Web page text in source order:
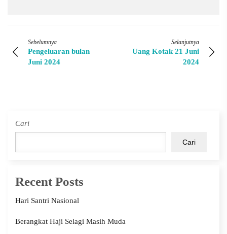
Sebelumnya
Pengeluaran bulan
Juni 2024
Selanjutnya
Uang Kotak 21 Juni
2024
Cari
Cari
Recent Posts
Hari Santri Nasional
Berangkat Haji Selagi Masih Muda